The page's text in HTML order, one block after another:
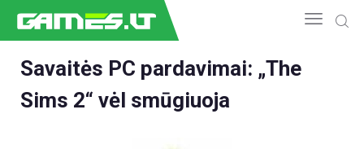
NAUJIENOS
Savaitės PC pardavimai: „The
Sims 2“ vėl smūgiuoja